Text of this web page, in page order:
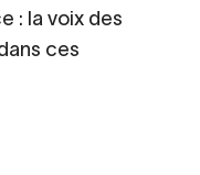
: la voix des
ces